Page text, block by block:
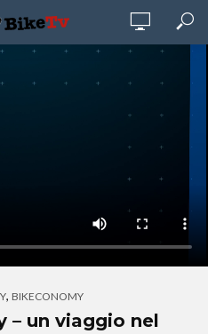
, BIKECONOMY
– un viaggio nel